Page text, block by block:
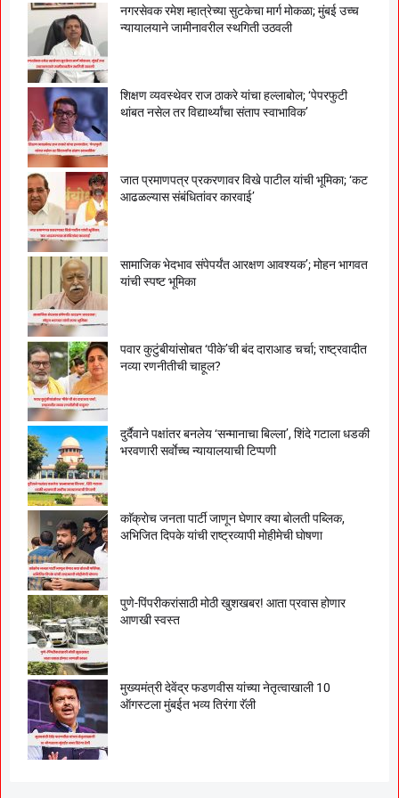
नगरसेवक रमेश म्हात्रेच्या सुटकेचा मार्ग मोकळा; मुंबई उच्च
न्यायालयाने जामीनावरील स्थगिती उठवली
शिक्षण व्यवस्थेवर राज ठाकरे यांचा हल्लाबोल; ‘पेपरफुटी
थांबत नसेल तर विद्यार्थ्यांचा संताप स्वाभाविक’
जात प्रमाणपत्र प्रकरणावर विखे पाटील यांची भूमिका; ‘कट
आढळल्यास संबंधितांवर कारवाई’
सामाजिक भेदभाव संपेपर्यंत आरक्षण आवश्यक’; मोहन भागवत
यांची स्पष्ट भूमिका
पवार कुटुंबीयांसोबत ‘पीके’ची बंद दाराआड चर्चा; राष्ट्रवादीत
नव्या रणनीतीची चाहूल?
दुर्दैवाने पक्षांतर बनलेय ‘सन्मानाचा बिल्ला’, शिंदे गटाला धडकी
भरवणारी सर्वाेच्च न्यायालयाची टिप्पणी
काॅक्राेच जनता पार्टी जाणून घेणार क्या बाेलती पब्लिक,
अभिजित दिपके यांची राष्ट्रव्यापी माेहीमेची घाेषणा
पुणे-पिंपरीकरांसाठी मोठी खुशखबर! आता प्रवास होणार
आणखी स्वस्त
मुख्यमंत्री देवेंद्र फडणवीस यांच्या नेतृत्वाखाली 10
ऑगस्टला मुंबईत भव्य तिरंगा रॅली